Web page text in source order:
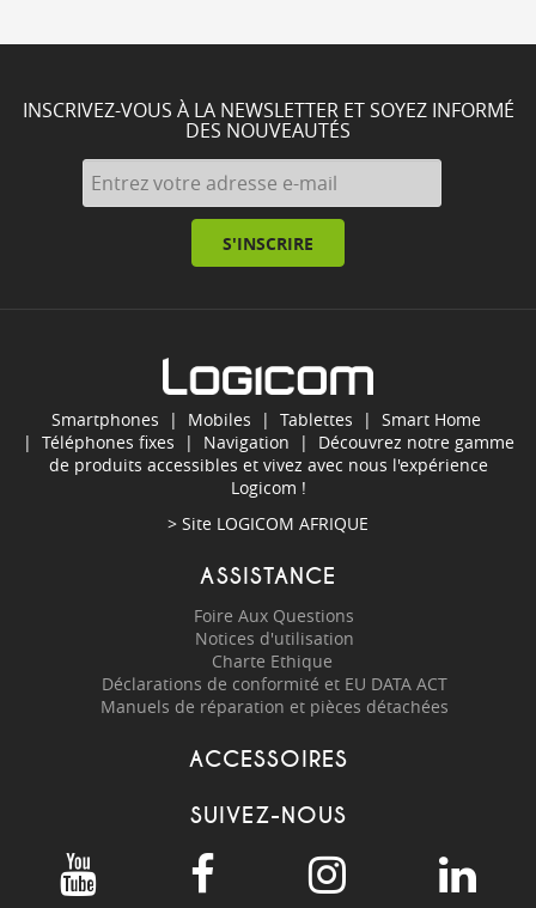
INSCRIVEZ-VOUS À LA NEWSLETTER ET SOYEZ INFORMÉ
DES NOUVEAUTÉS
S'INSCRIRE
Smartphones | Mobiles | Tablettes | Smart Home
| Téléphones fixes | Navigation | Découvrez notre gamme
de produits accessibles et vivez avec nous l'expérience
Logicom !
> Site LOGICOM AFRIQUE
ASSISTANCE
Foire Aux Questions
Notices d'utilisation
Charte Ethique
Déclarations de conformité et EU DATA ACT
Manuels de réparation et pièces détachées
ACCESSOIRES
SUIVEZ-NOUS